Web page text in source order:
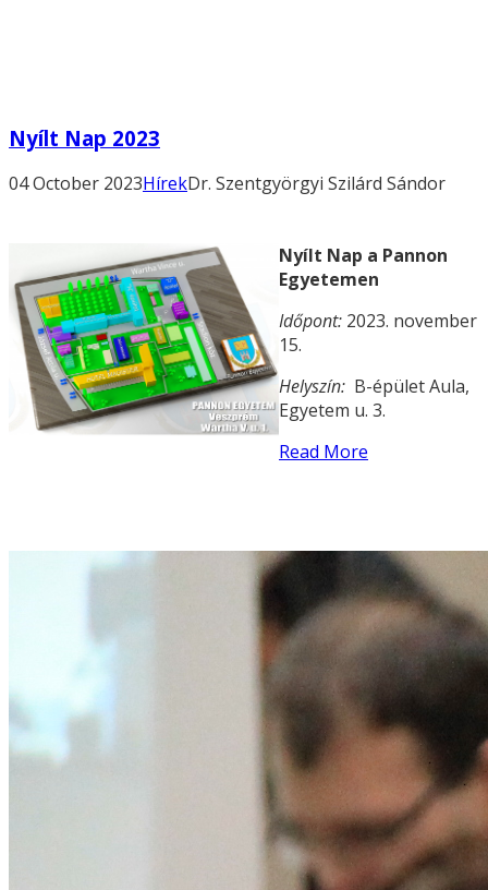
Nyílt Nap 2023
04 October 2023HírekDr. Szentgyörgyi Szilárd Sándor
Nyílt Nap a Pannon
Egyetemen
Időpont: 2023. november
15.
Helyszín: B-épület Aula,
Egyetem u. 3.
Read More